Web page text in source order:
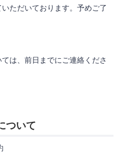
ただいております。予めご了
は、前日までにご連絡くださ
ついて